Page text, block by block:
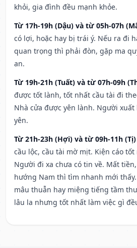
khỏi, gia đình đều mạnh khỏe.
Từ 17h-19h (Dậu) và từ 05h-07h
có lợi, hoặc hay bị trái ý. Nếu ra đi
quan trọng thì phải đòn, gặp ma
an.
Từ 19h-21h (Tuất) và từ 07h-09h
được tốt lành, tốt nhất cầu tài đi
Nhà cửa được yên lành. Người
yên.
Từ 21h-23h (Hợi) và từ 09h-11h (Tị)
cầu lộc, cầu tài mờ mịt. Kiện cáo
Người đi xa chưa có tin về. Mất
hướng Nam thì tìm nhanh mới
mâu thuẫn hay miệng tiếng tầm
lâu la nhưng tốt nhất làm việc gì